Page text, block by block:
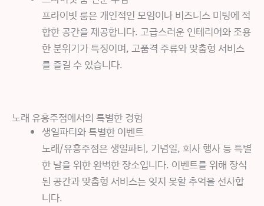
프라이빗 룸은 개인적인 모임이나 비즈니스 미팅에 적
합한 공간을 제공합니다. 고급스러운 인테리어와 조용
한 분위기가 특징이며, 고품격 주류와 맞춤형 서비스
를 즐길 수 있습니다.
노래 유흥주점에서의 특별한 경험
생일파티와 특별한 이벤트
노래/유흥주점은 생일파티, 기념일, 회사 행사 등 특별
한 날을 위한 완벽한 장소입니다. 이벤트를 위해 장식
된 공간과 맞춤형 서비스는 잊지 못할 추억을 선사합
니다.